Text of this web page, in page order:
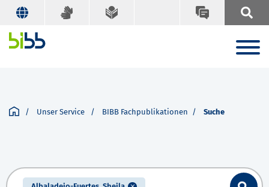
Unser Service BIBB Fachpublikationen Suche